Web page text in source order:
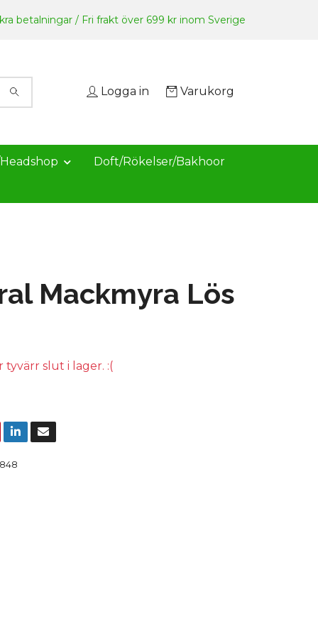
betalningar / Fri frakt över 699 kr inom Sverige
Logga in Varukorg
Doft/Rökelser/Bakhoor
Mackmyra Lös
slut i lager. :(
848